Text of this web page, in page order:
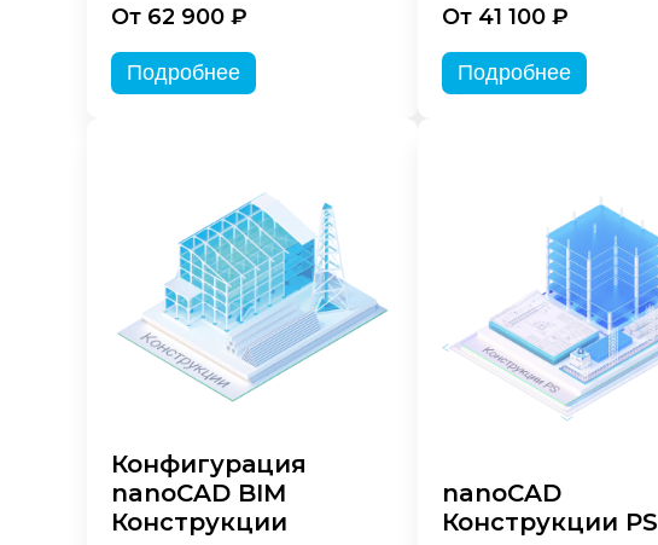
От 62 900 ₽
Подробнее
От 41 100 ₽
Подробнее
Конфигурация
nanoCAD BIM
Конструкции
nanoCAD
Конструкции PS